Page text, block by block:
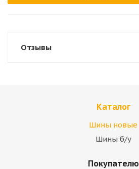
Отзывы
Каталог
Шины новые
Шины б/у
Покупателю